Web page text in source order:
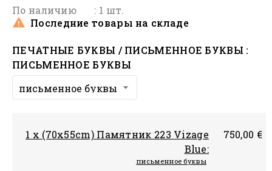
По наличию : 1 шт.
 Последние товары на складе
ПЕЧАТНЫЕ БУКВЫ / ПИСЬМЕННОЕ БУКВЫ :
ПИСЬМЕННОЕ БУКВЫ
1 x (70x55cm) Памятник 223 Vizage
Blue:
письменное буквы
750,00 €